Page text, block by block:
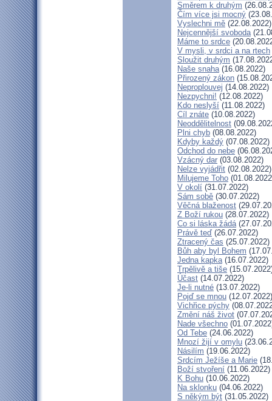
Směrem k druhým
Čím více jsi mocný
Vyslechni mě (22.08.2022)
Nejcennější svoboda
Máme to srdce
V mysli, v srdci a na rtech
Sloužit druhým
Naše snaha(16.08.2022)
Přirozený zákon
Neproplouvej (14.08.2022)
Nezpychni! (12.08.2022)
Kdo neslyší (11.08.2022)
Cíl znáte (10.08.2022)
Neoddělitelnost
Plni chyb (08.08.2022)
Kdyby každý (07.08.2022)
Odchod do nebe
Vzácný dar (03.08.2022)
Nelze vyjádřit (02.08.2022)
Milujeme Toho
V okolí (31.07.2022)
Sám sobě (30.07.2022)
Věčná blaženost
Z Boží rukou (28.07.2022)
Co si láska žádá
Právě teď (26.07.2022)
Ztracený čas (25.07.2022)
Bůh aby byl Bohem
Jedna kapka(16.07.2022)
Trpělivě a tiše
Účast (14.07.2022)
Je-li nutné (13.07.2022)
Pojď se mnou (12.07.2022)
Vichřice pýchy
Změní náš život
Nade všechno
Od Tebe (24.06.2022)
Mnozí žijí v omylu
Násilím (19.06.2022)
Srdcím Ježíše a Marie
Boží stvoření (11.06.2022)
K Bohu (10.06.2022)
Na sklonku (04.06.2022)
S někým být (31.05.2022)